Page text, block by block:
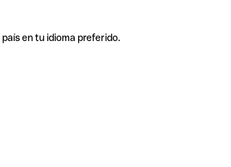
en tu idioma preferido.